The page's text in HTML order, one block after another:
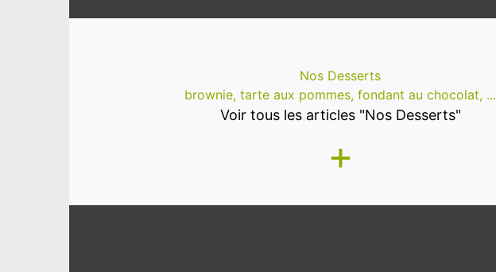
Nos Desserts
brownie, tarte aux pommes, fondant au chocolat, ...
Voir tous les articles "Nos Desserts"
+